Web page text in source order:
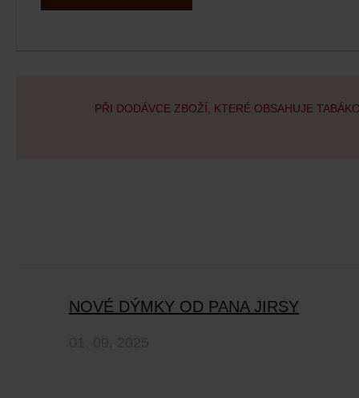
PŘI DODÁVCE ZBOŽÍ, KTERÉ OBSAHUJE
NOVÉ DÝMKY OD PANA JIRSY